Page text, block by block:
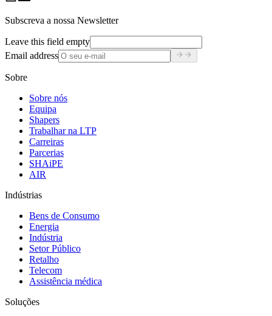
Subscreva a nossa Newsletter
Leave this field empty
Email address
Sobre
Sobre nós
Equipa
Shapers
Trabalhar na LTP
Carreiras
Parcerias
SHAiPE
AIR
Indústrias
Bens de Consumo
Energia
Indústria
Setor Público
Retalho
Telecom
Assistência médica
Soluções